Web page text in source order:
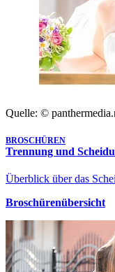
Quelle: ©
BROSCHÜREN
Trennung und
Überblick über das
Broschürenübersicht